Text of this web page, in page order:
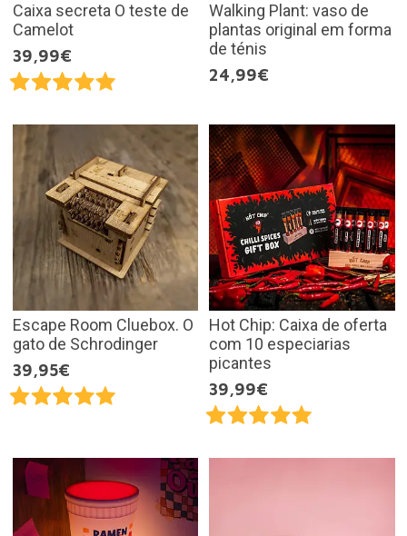
Caixa secreta O teste de
Camelot
39,99€
Walking Plant: vaso de
plantas original em forma
de ténis
24,99€
Escape Room Cluebox. O
gato de Schrodinger
39,95€
Hot Chip: Caixa de oferta
com 10 especiarias
picantes
39,99€